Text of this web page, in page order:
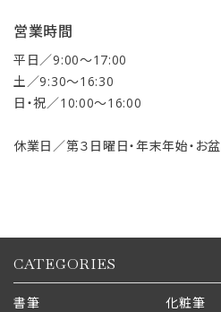
営業時間
平日／9:00〜17:00
土／9:30〜16:30
日・祝／10:00〜16:00
休業日／第３日曜日・年末年始・お盆
CATEGORIES
書筆
化粧筆